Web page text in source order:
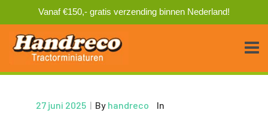
Vanaf €150,- gratis verzending binnen Nederland!
27 juni 2025 | By handreco In